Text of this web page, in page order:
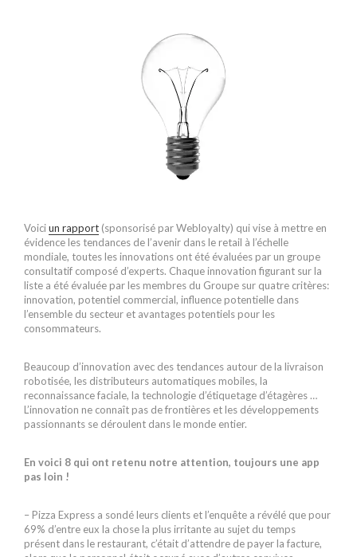
Voiciun rapport (sponsorisé par Webloyalty) qui vise à mettre en
évidence les tendances de l’avenir dans le retail à l’échelle
mondiale, toutes les innovations ont été évaluées par un groupe
consultatif composé d’experts. Chaque innovation figurant sur la
liste a été évaluée par les membres du Groupe sur quatre critères:
innovation, potentiel commercial, influence potentielle dans
l’ensemble du secteur et avantages potentiels pour les
consommateurs.
Beaucoup d’innovation avec des tendances autour de la livraison
robotisée, les distributeurs automatiques mobiles, la
reconnaissance faciale, la technologie d’étiquetage d’étagères …
L’innovation ne connaît pas de frontières et les développements
passionnants se déroulent dans le monde entier.
En voici 8 qui ont retenu notre attention, toujours une app
pas loin !
– Pizza Express a sondé leurs clients et l’enquête a révélé que pour
69% d’entre eux la chose la plus irritante au sujet du temps
présent dans le restaurant, c’était d’attendre de payer la facture,